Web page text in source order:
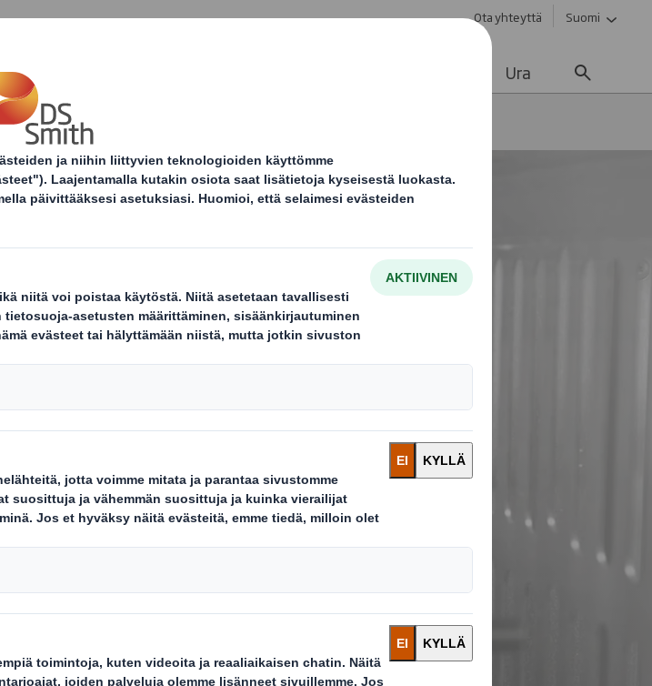
Ota yhteyttä Suomi
Tuotteet ja palvelut Ura
Vastuullisuus on osa Eckes-Graninin olemassaoloa